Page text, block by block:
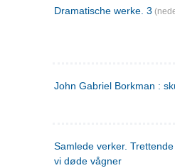
Dramatische werke. 3
John Gabriel Borkman :
Samlede verker.
vi døde vågner